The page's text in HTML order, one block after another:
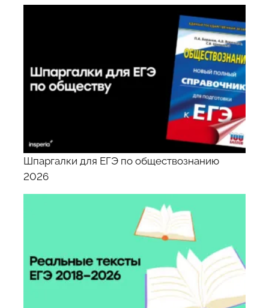
Шпаргалки для ЕГЭ по обществознанию
2026